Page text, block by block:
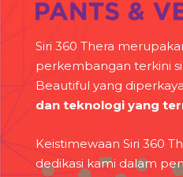
Siri 360 Thera
perkembangan terkini
Beautiful yang
dan teknologi yang
Keistimewaan Siri 360
dedikasi kami dalam